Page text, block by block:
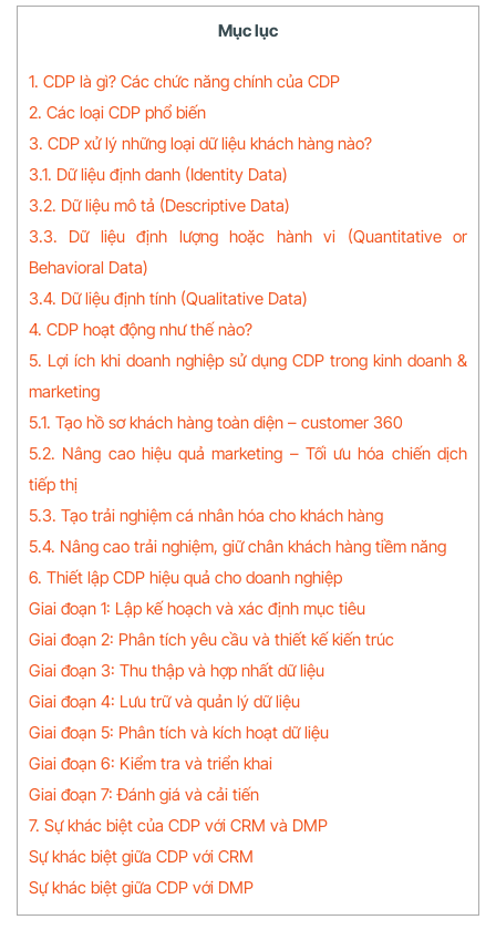
Mục lục
1. CDP là gì? Các chức năng chính của CDP
2. Các loại CDP phổ biến
3. CDP xử lý những loại dữ liệu khách hàng nào?
3.1. Dữ liệu định danh (Identity Data)
3.2. Dữ liệu mô tả (Descriptive Data)
3.3. Dữ liệu định lượng hoặc hành vi (Quantitative or
Behavioral Data)
3.4. Dữ liệu định tính (Qualitative Data)
4. CDP hoạt động như thế nào?
5. Lợi ích khi doanh nghiệp sử dụng CDP trong kinh doanh &
marketing
5.1. Tạo hồ sơ khách hàng toàn diện – customer 360
5.2. Nâng cao hiệu quả marketing – Tối ưu hóa chiến dịch
tiếp thị
5.3. Tạo trải nghiệm cá nhân hóa cho khách hàng
5.4. Nâng cao trải nghiệm, giữ chân khách hàng tiềm năng
6. Thiết lập CDP hiệu quả cho doanh nghiệp
Giai đoạn 1: Lập kế hoạch và xác định mục tiêu
Giai đoạn 2: Phân tích yêu cầu và thiết kế kiến trúc
Giai đoạn 3: Thu thập và hợp nhất dữ liệu
Giai đoạn 4: Lưu trữ và quản lý dữ liệu
Giai đoạn 5: Phân tích và kích hoạt dữ liệu
Giai đoạn 6: Kiểm tra và triển khai
Giai đoạn 7: Đánh giá và cải tiến
7. Sự khác biệt của CDP với CRM và DMP
Sự khác biệt giữa CDP với CRM
Sự khác biệt giữa CDP với DMP